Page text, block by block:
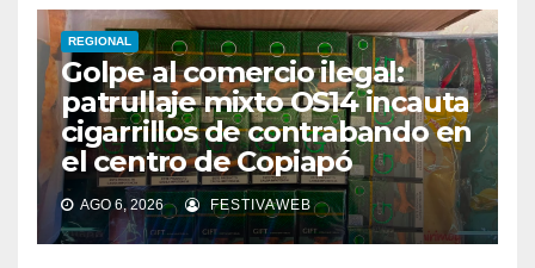
REGIONAL
Golpe al comercio ilegal:
patrullaje mixto OS14 incauta
cigarrillos de contrabando en
el centro de Copiapó
AGO 6, 2026 FESTIVAWEB